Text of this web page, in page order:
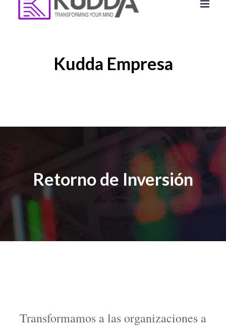
Kudda Empresa
Retorno de Inversión
Transformamos a las organizaciones a